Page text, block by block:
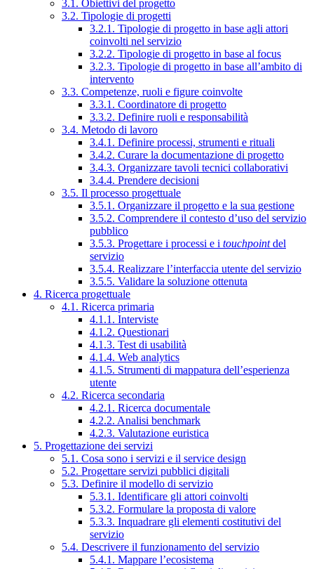
3.1. Obiettivi del progetto
3.2. Tipologie di progetti
3.2.1. Tipologie di progetto in base agli attori
coinvolti nel servizio
3.2.2. Tipologie di progetto in base al focus
3.2.3. Tipologie di progetto in base all’ambito di
intervento
3.3. Competenze, ruoli e figure coinvolte
3.3.1. Coordinatore di progetto
3.3.2. Definire ruoli e responsabilità
3.4. Metodo di lavoro
3.4.1. Definire processi, strumenti e rituali
3.4.2. Curare la documentazione di progetto
3.4.3. Organizzare tavoli tecnici collaborativi
3.4.4. Prendere decisioni
3.5. Il processo progettuale
3.5.1. Organizzare il progetto e la sua gestione
3.5.2. Comprendere il contesto d’uso del servizio
pubblico
3.5.3. Progettare i processi e i touchpointdel
servizio
3.5.4. Realizzare l’interfaccia utente del servizio
3.5.5. Validare la soluzione ottenuta
4. Ricerca progettuale
4.1. Ricerca primaria
4.1.1. Interviste
4.1.2. Questionari
4.1.3. Test di usabilità
4.1.4. Web analytics
4.1.5. Strumenti di mappatura dell’esperienza
utente
4.2. Ricerca secondaria
4.2.1. Ricerca documentale
4.2.2. Analisi benchmark
4.2.3. Valutazione euristica
5. Progettazione dei servizi
5.1. Cosa sono i servizi e il service design
5.2. Progettare servizi pubblici digitali
5.3. Definire il modello di servizio
5.3.1. Identificare gli attori coinvolti
5.3.2. Formulare la proposta di valore
5.3.3. Inquadrare gli elementi costitutivi del
servizio
5.4. Descrivere il funzionamento del servizio
5.4.1. Mappare l’ecosistema